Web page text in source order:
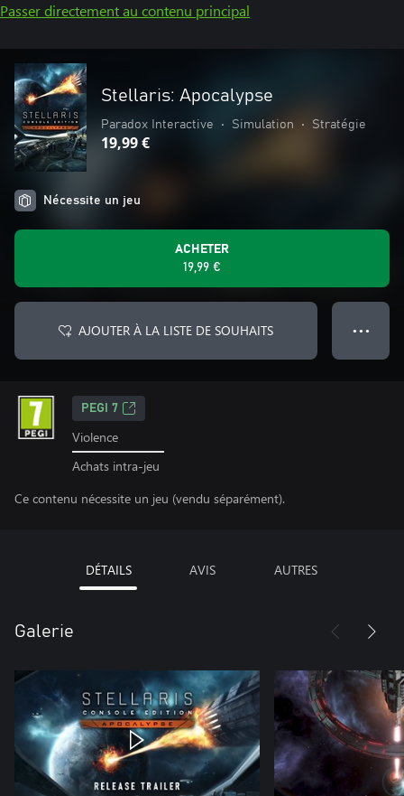
Passer directement au contenu principal
Stellaris: Apocalypse
Paradox Interactive • Simulation • Stratégie
19,99 €
Nécessite un jeu
ACHETER
19,99 €
AJOUTER À LA LISTE DE SOUHAITS ● ● ●
PEGI 7
Violence
Achats intra-jeu
Ce contenu nécessite un jeu (vendu séparément).
DÉTAILS AVIS AUTRES
Galerie